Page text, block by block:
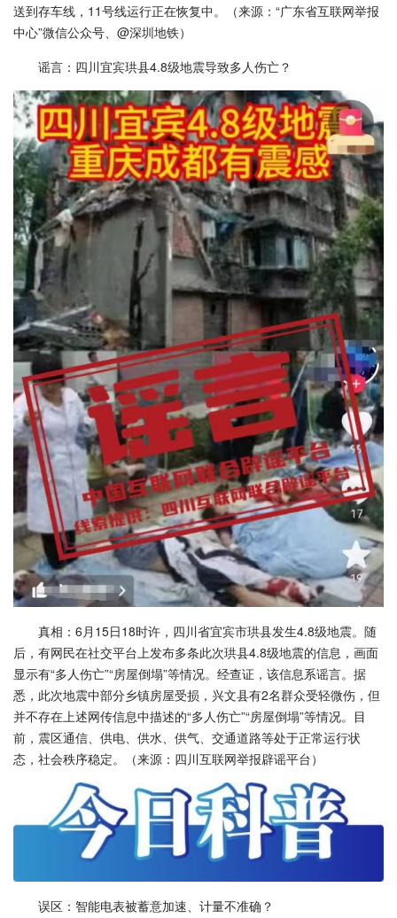
送到存车线，11号线运行正在恢复中。（来源：“广东省互联网举报
中心”微信公众号、@深圳地铁）
谣言：四川宜宾珙县4.8级地震导致多人伤亡？
真相：6月15日18时许，四川省宜宾市珙县发生4.8级地震。随
后，有网民在社交平台上发布多条此次珙县4.8级地震的信息，画面
显示有“多人伤亡”“房屋倒塌”等情况。经查证，该信息系谣言。据
悉，此次地震中部分乡镇房屋受损，兴文县有2名群众受轻微伤，但
并不存在上述网传信息中描述的“多人伤亡”“房屋倒塌”等情况。目
前，震区通信、供电、供水、供气、交通道路等处于正常运行状
态，社会秩序稳定。（来源：四川互联网举报辟谣平台）
误区：智能电表被蓄意加速、计量不准确？